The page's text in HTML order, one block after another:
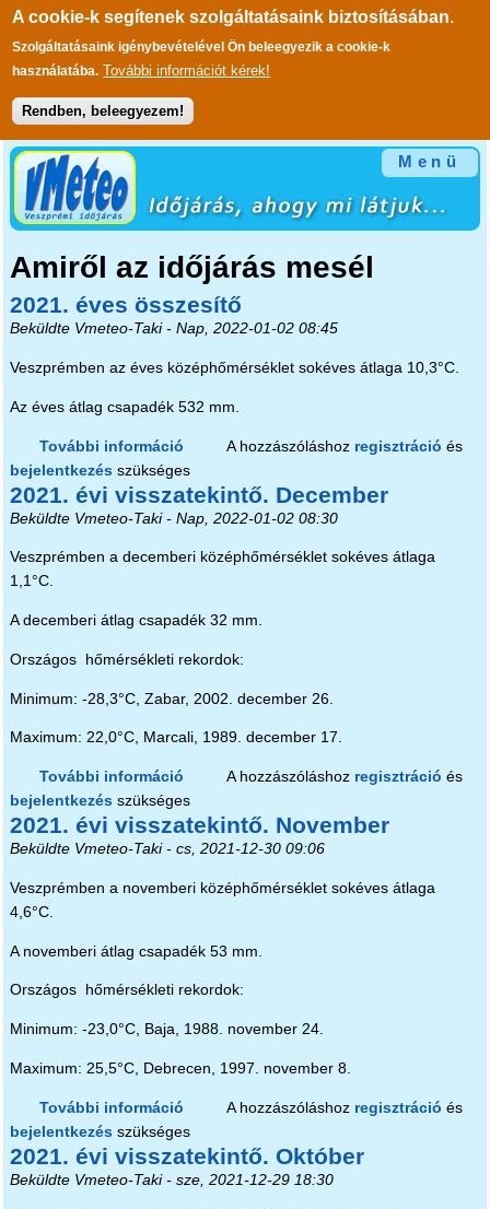
A cookie-k segítenek szolgáltatásaink biztosításában.
Szolgáltatásaink igénybevételével Ön beleegyezik a cookie-k
használatába. További információt kérek!
Rendben, beleegyezem!
Ugrás a tartalomra
Menü
Amiről az időjárás mesél
2021. éves összesítő
Beküldte Vmeteo-Taki- Nap, 2022-01-02 08:45
Veszprémben az éves középhőmérséklet sokéves átlaga 10,3°C.
Az éves átlag csapadék 532 mm.
További információ 2021. éves összesítő tartalommal
kapcsolatosan
A hozzászóláshoz regisztráció és
bejelentkezés szükséges
2021. évi visszatekintő. December
Beküldte Vmeteo-Taki- Nap, 2022-01-02 08:30
Veszprémben a decemberi középhőmérséklet sokéves átlaga
1,1°C.
A decemberi átlag csapadék 32 mm.
Országos hőmérsékleti rekordok:
Minimum: -28,3°C, Zabar, 2002. december 26.
Maximum: 22,0°C, Marcali, 1989. december 17.
További információ 2021. évi visszatekintő. December
tartalommal kapcsolatosan
A hozzászóláshoz regisztráció és
bejelentkezés szükséges
2021. évi visszatekintő. November
Beküldte Vmeteo-Taki- cs, 2021-12-30 09:06
Veszprémben a novemberi középhőmérséklet sokéves átlaga
4,6°C.
A novemberi átlag csapadék 53 mm.
Országos hőmérsékleti rekordok:
Minimum: -23,0°C, Baja, 1988. november 24.
Maximum: 25,5°C, Debrecen, 1997. november 8.
További információ 2021. évi visszatekintő. November
tartalommal kapcsolatosan
A hozzászóláshoz regisztráció és
bejelentkezés szükséges
2021. évi visszatekintő. Október
Beküldte Vmeteo-Taki- sze, 2021-12-29 18:30